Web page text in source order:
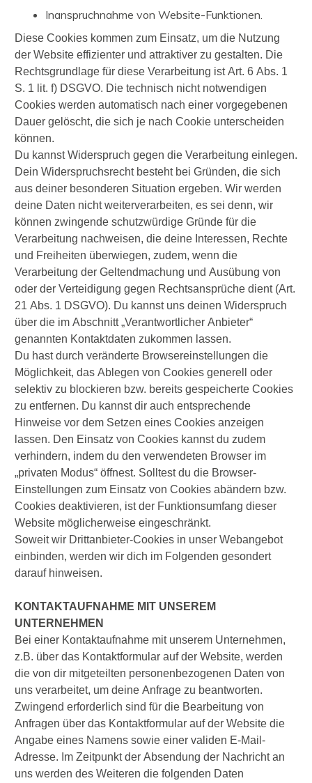
Inanspruchnahme von Website-Funktionen.
Diese Cookies kommen zum Einsatz, um die Nutzung
der Website effizienter und attraktiver zu gestalten. Die
Rechtsgrundlage für diese Verarbeitung ist Art. 6 Abs. 1
S. 1 lit. f) DSGVO. Die technisch nicht notwendigen
Cookies werden automatisch nach einer vorgegebenen
Dauer gelöscht, die sich je nach Cookie unterscheiden
können.
Du kannst Widerspruch gegen die Verarbeitung einlegen.
Dein Widerspruchsrecht besteht bei Gründen, die sich
aus deiner besonderen Situation ergeben. Wir werden
deine Daten nicht weiterverarbeiten, es sei denn, wir
können zwingende schutzwürdige Gründe für die
Verarbeitung nachweisen, die deine Interessen, Rechte
und Freiheiten überwiegen, zudem, wenn die
Verarbeitung der Geltendmachung und Ausübung von
oder der Verteidigung gegen Rechtsansprüche dient (Art.
21 Abs. 1 DSGVO). Du kannst uns deinen Widerspruch
über die im Abschnitt „Verantwortlicher Anbieter“
genannten Kontaktdaten zukommen lassen.
Du hast durch veränderte Browsereinstellungen die
Möglichkeit, das Ablegen von Cookies generell oder
selektiv zu blockieren bzw. bereits gespeicherte Cookies
zu entfernen. Du kannst dir auch entsprechende
Hinweise vor dem Setzen eines Cookies anzeigen
lassen. Den Einsatz von Cookies kannst du zudem
verhindern, indem du den verwendeten Browser im
„privaten Modus“ öffnest. Solltest du die Browser-
Einstellungen zum Einsatz von Cookies abändern bzw.
Cookies deaktivieren, ist der Funktionsumfang dieser
Website möglicherweise eingeschränkt.
Soweit wir Drittanbieter-Cookies in unser Webangebot
einbinden, werden wir dich im Folgenden gesondert
darauf hinweisen.
KONTAKTAUFNAHME MIT UNSEREM
UNTERNEHMEN
Bei einer Kontaktaufnahme mit unserem Unternehmen,
z.B. über das Kontaktformular auf der Website, werden
die von dir mitgeteilten personenbezogenen Daten von
uns verarbeitet, um deine Anfrage zu beantworten.
Zwingend erforderlich sind für die Bearbeitung von
Anfragen über das Kontaktformular auf der Website die
Angabe eines Namens sowie einer validen E-Mail-
Adresse. Im Zeitpunkt der Absendung der Nachricht an
uns werden des Weiteren die folgenden Daten